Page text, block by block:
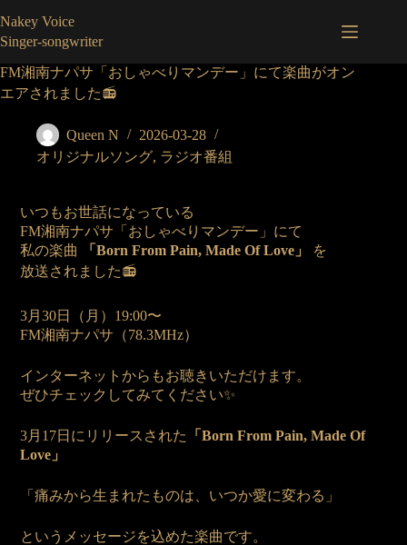
ン
テ
ン
へ
Nakey Voice
Singer-songwriter
FM湘南ナパサ「おしゃべりマンデー」にて楽曲がオン
エアされました📻
Queen N
2026-03-28
オリジナルソング, ラジオ番組
いつもお世話になっている
FM湘南ナパサ「おしゃべりマンデー」にて
私の楽曲
「Born From Pain, Made Of Love」
を
放送されました📻
3月30日（月）19:00〜
FM湘南ナパサ（78.3MHz）
インターネットからもお聴きいただけます。
ぜひチェックしてみてください✨
3月17日にリリースされた
「Born From Pain, Made Of
Love」
「痛みから生まれたものは、いつか愛に変わる」
というメッセージを込めた楽曲です。